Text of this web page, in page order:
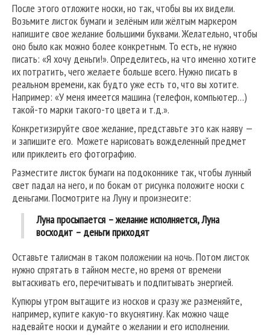
После этого отложите носки, но так, чтобы вы их видели.
Возьмите листок бумаги и зелёным или жёлтым маркером
напишите свое желание большими буквами. Желательно, чтобы
оно было как можно более конкретным. То есть, не нужно
писать: «Я хочу деньги!». Определитесь, на что именно хотите
их потратить, чего желаете больше всего. Нужно писать в
реальном времени, как будто уже есть то, что вы хотите.
Например: «У меня имеется машина (телефон, компьютер…)
такой-то марки такого-то цвета и т.д.».
Конкретизируйте свое желание, представьте это как наяву —
и запишите его. Можете нарисовать вожделенный предмет
или приклеить его фотографию.
Разместите листок бумаги на подоконнике так, чтобы лунный
свет падал на него, и по бокам от рисунка положите носки с
деньгами. Посмотрите на Луну и произнесите:
Луна просыпается – желание исполняется, Луна
восходит – деньги приходят
Оставьте талисман в таком положении на ночь. Потом листок
нужно спрятать в тайном месте, но время от времени
вытаскивать его, перечитывать и подпитывать энергией.
Купюры утром вытащите из носков и сразу же разменяйте,
например, купите какую-то вкуснятину. Как можно чаще
надевайте носки и думайте о желании и его исполнении.